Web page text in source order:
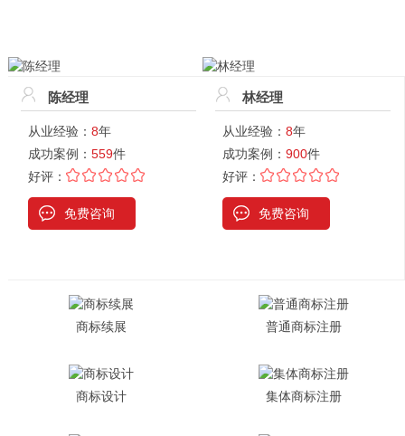
陈经理
从业经验： 8年
成功案例： 559件
好评：
免费咨询
林经理
从业经验： 8年
成功案例： 900件
好评：
免费咨询
商标续展 普通商标注册
商标设计 集体商标注册